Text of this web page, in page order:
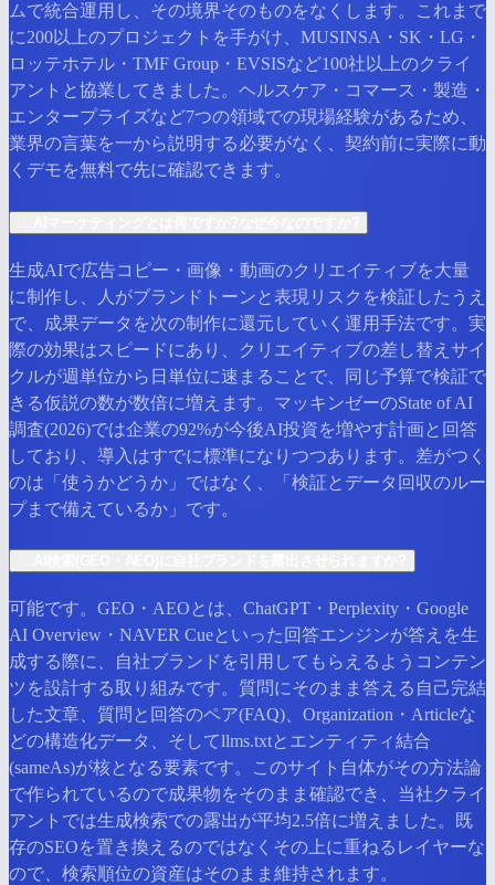
ムで統合運用し、その境界そのものをなくします。これまで
に200以上のプロジェクトを手がけ、MUSINSA・SK・LG・
ロッテホテル・TMF Group・EVSISなど100社以上のクライ
アントと協業してきました。ヘルスケア・コマース・製造・
エンタープライズなど7つの領域での現場経験があるため、
業界の言葉を一から説明する必要がなく、契約前に実際に動
くデモを無料で先に確認できます。
生成AIで広告コピー・画像・動画のクリエイティブを大量
に制作し、人がブランドトーンと表現リスクを検証したうえ
で、成果データを次の制作に還元していく運用手法です。実
際の効果はスピードにあり、クリエイティブの差し替えサイ
クルが週単位から日単位に速まることで、同じ予算で検証で
きる仮説の数が数倍に増えます。マッキンゼーのState of AI
調査(2026)では企業の92%が今後AI投資を増やす計画と回答
しており、導入はすでに標準になりつつあります。差がつく
のは「使うかどうか」ではなく、「検証とデータ回収のルー
プまで備えているか」です。
可能です。GEO・AEOとは、ChatGPT・Perplexity・Google
AI Overview・NAVER Cueといった回答エンジンが答えを生
成する際に、自社ブランドを引用してもらえるようコンテン
ツを設計する取り組みです。質問にそのまま答える自己完結
した文章、質問と回答のペア(FAQ)、Organization・Articleな
どの構造化データ、そしてllms.txtとエンティティ結合
(sameAs)が核となる要素です。このサイト自体がその方法論
で作られているので成果物をそのまま確認でき、当社クライ
アントでは生成検索での露出が平均2.5倍に増えました。既
存のSEOを置き換えるのではなくその上に重ねるレイヤーな
ので、検索順位の資産はそのまま維持されます。